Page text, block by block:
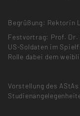
Begrüßung: Rektorin
Festvortrag: Prof. Dr.
US-Soldaten im
Rolle dabei dem
Vorstellung des